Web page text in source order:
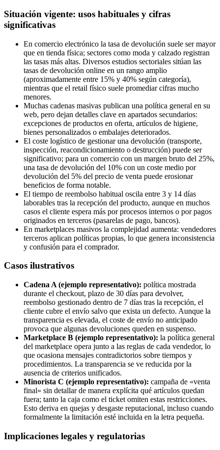
Situación vigente: usos habituales y cifras
significativas
En comercio electrónico la tasa de devolución suele ser mayor
que en tienda física; sectores como moda y calzado registran
las tasas más altas. Diversos estudios sectoriales sitúan las
tasas de devolución online en un rango amplio
(aproximadamente entre 15% y 40% según categoría),
mientras que el retail físico suele promediar cifras mucho
menores.
Muchas cadenas masivas publican una política general en su
web, pero dejan detalles clave en apartados secundarios:
excepciones de productos en oferta, artículos de higiene,
bienes personalizados o embalajes deteriorados.
El coste logístico de gestionar una devolución (transporte,
inspección, reacondicionamiento o destrucción) puede ser
significativo; para un comercio con un margen bruto del 25%,
una tasa de devolución del 10% con un coste medio por
devolución del 5% del precio de venta puede erosionar
beneficios de forma notable.
El tiempo de reembolso habitual oscila entre 3 y 14 días
laborables tras la recepción del producto, aunque en muchos
casos el cliente espera más por procesos internos o por pagos
originados en terceros (pasarelas de pago, bancos).
En marketplaces masivos la complejidad aumenta: vendedores
terceros aplican políticas propias, lo que genera inconsistencia
y confusión para el comprador.
Casos ilustrativos
Cadena A (ejemplo representativo): política mostrada
durante el checkout, plazo de 30 días para devolver,
reembolso gestionado dentro de 7 días tras la recepción, el
cliente cubre el envío salvo que exista un defecto. Aunque la
transparencia es elevada, el coste de envío no anticipado
provoca que algunas devoluciones queden en suspenso.
Marketplace B (ejemplo representativo): la política general
del marketplace opera junto a las reglas de cada vendedor, lo
que ocasiona mensajes contradictorios sobre tiempos y
procedimientos. La transparencia se ve reducida por la
ausencia de criterios unificados.
Minorista C (ejemplo representativo): campaña de «venta
final» sin detallar de manera explícita qué artículos quedan
fuera; tanto la caja como el ticket omiten estas restricciones.
Esto deriva en quejas y desgaste reputacional, incluso cuando
formalmente la limitación esté incluida en la letra pequeña.
Implicaciones legales y regulatorias